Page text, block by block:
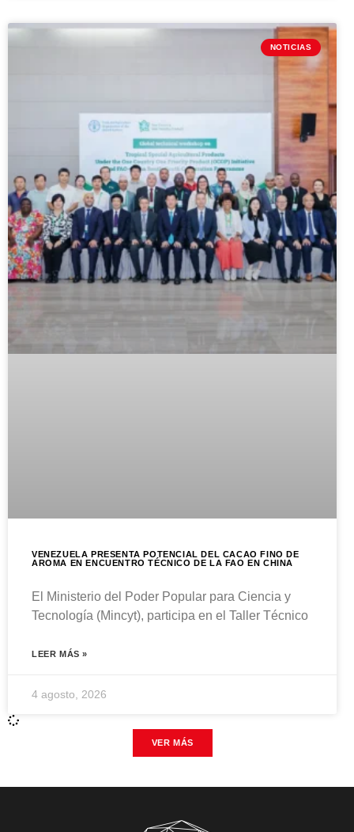
NOTICIAS
VENEZUELA PRESENTA POTENCIAL DEL CACAO FINO DE
AROMA EN ENCUENTRO TÉCNICO DE LA FAO EN CHINA
El Ministerio del Poder Popular para Ciencia y
Tecnología (Mincyt), participa en el Taller Técnico
LEER MÁS »
4 agosto, 2026
VER MÁS